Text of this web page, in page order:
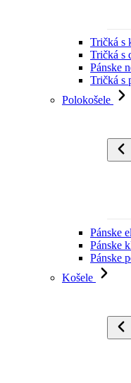
Tričká s
Tričká s
Pánske
Tričká s
Polokošele
Pánske
Pánske
Pánske
Košele